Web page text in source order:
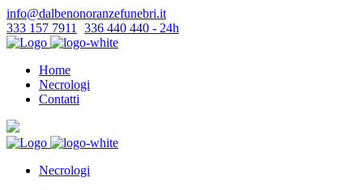
info@dalbenonoranzefunebri.it
333 157 7911
336 440 440 - 24h
Home
Necrologi
Contatti
Necrologi